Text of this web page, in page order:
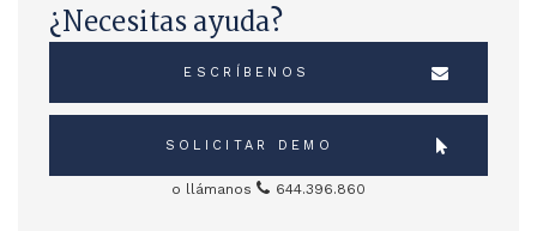
¿Necesitas ayuda?
ESCRÍBENOS
SOLICITAR DEMO
o llámanos 644.396.860